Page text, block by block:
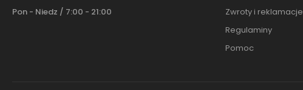
Pon - Niedz / 7:00 - 21:00
Zwroty i reklamacje
Regulaminy
Pomoc